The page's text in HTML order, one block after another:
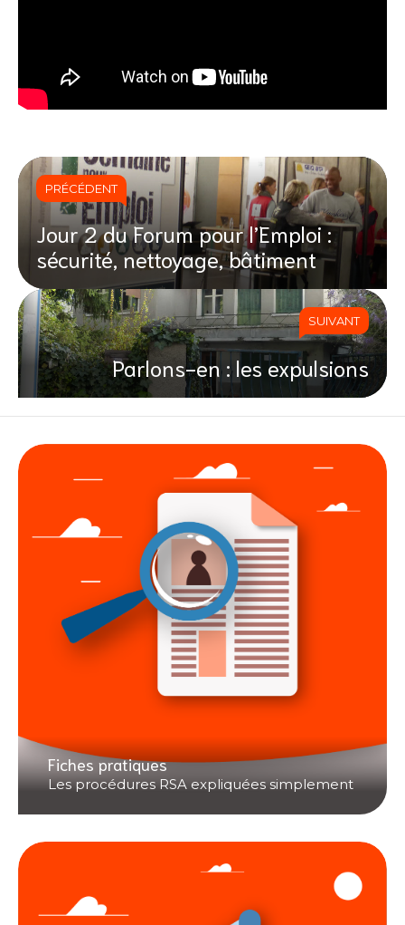
PRÉCÉDENT
Jour 2 du Forum pour l’Emploi :
sécurité, nettoyage, bâtiment
SUIVANT
Parlons-en : les expulsions
Fiches pratiques
Les procédures RSA expliquées simplement